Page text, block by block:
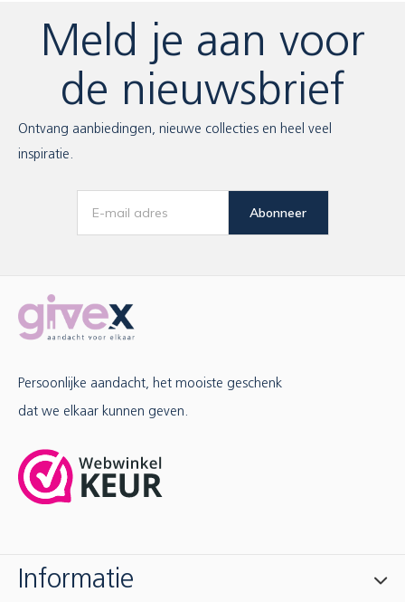
Meld je aan voor
de nieuwsbrief
Ontvang aanbiedingen, nieuwe collecties en heel veel
inspiratie.
Abonneer
Persoonlijke aandacht, het mooiste geschenk
dat we elkaar kunnen geven.
Informatie